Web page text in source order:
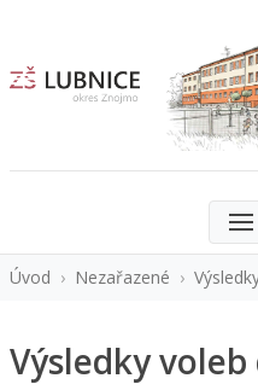
Úvod › Nezařazené ›
Výsledky